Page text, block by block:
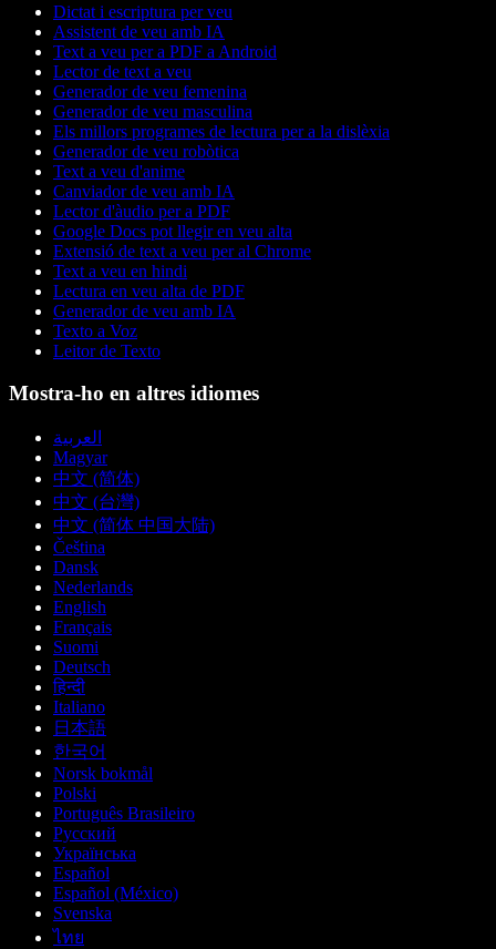
Dictat i escriptura per veu
Assistent de veu amb IA
Text a veu per a PDF a Android
Lector de text a veu
Generador de veu femenina
Generador de veu masculina
Els millors programes de lectura per a la dislèxia
Generador de veu robòtica
Text a veu d'anime
Canviador de veu amb IA
Lector d'àudio per a PDF
Google Docs pot llegir en veu alta
Extensió de text a veu per al Chrome
Text a veu en hindi
Lectura en veu alta de PDF
Generador de veu amb IA
Texto a Voz
Leitor de Texto
Mostra-ho en altres idiomes
العربية
Magyar
中文 (简体)
中文 (台灣)
中文 (简体 中国大陆)
Čeština
Dansk
Nederlands
English
Français
Suomi
Deutsch
हिन्दी
Italiano
日本語
한국어
Norsk bokmål
Polski
Português Brasileiro
Русский
Українська
Español
Español (México)
Svenska
ไทย